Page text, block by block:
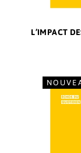
L’IMPACT